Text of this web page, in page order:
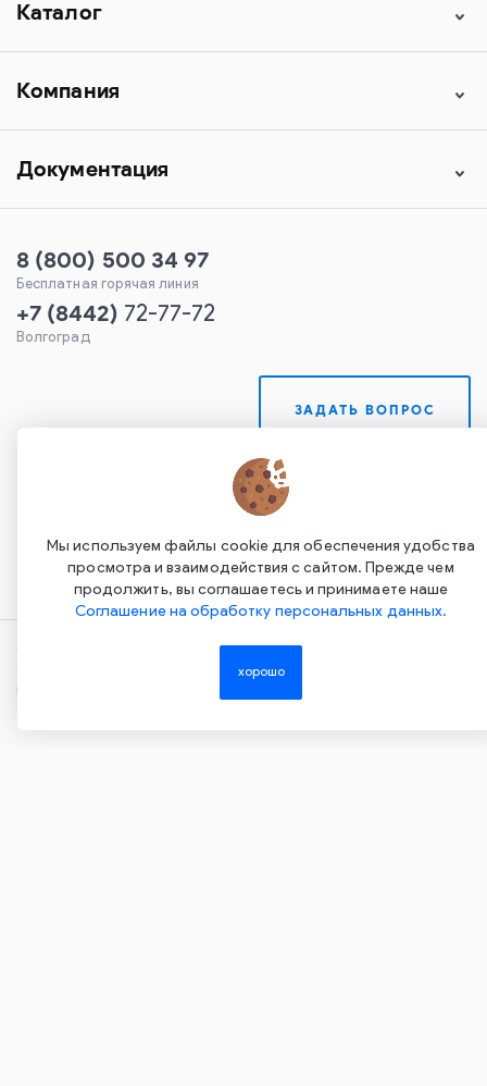
Каталог
Компания
Документация
8 (800) 500 34 97
Бесплатная горячая линия
+7 (8442) 72-77-72
Волгоград
ЗАДАТЬ ВОПРОС
Copyright ©2015-2026. Завод Econex. Производство
светотехнического оборудования. При использовании
Мы используем файлы cookie для обеспечения удобства
просмотра и взаимодействия с сайтом. Прежде чем
продолжить, вы соглашаетесь и принимаете наше
Соглашение на обработку персональных данных.
хорошо